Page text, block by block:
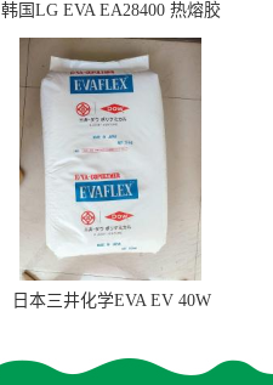
韩国LG EVA EA28400 热熔胶
级 VA含量28 熔指400
日本三井化学EVA EV 40W